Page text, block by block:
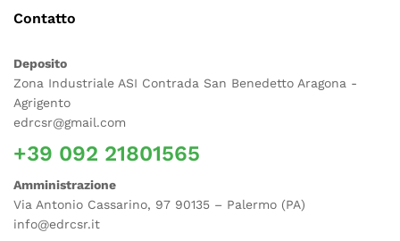
Contatto
Deposito
Zona Industriale ASI Contrada San Benedetto Aragona -
Agrigento
edrcsr@gmail.com
+39 092 21801565
Amministrazione
Via Antonio Cassarino, 97 90135 – Palermo (PA)
info@edrcsr.it